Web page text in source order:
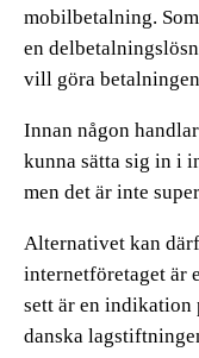
mobilbetalning.
en
vill göra
Innan någon
kunna sätta sig in i
men det är inte
Alternativet kan
internetföretaget är
sett är en
danska